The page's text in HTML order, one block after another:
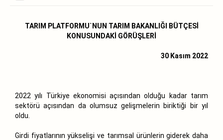
TARIM PLATFORMU`NUN TARIM BAKANLIĞI BÜTÇESİ
KONUSUNDAKİ GÖRÜŞLERİ
30 Kasım 2022
2022 yılı Türkiye ekonomisi açısından olduğu kadar tarım
sektörü açısından da olumsuz gelişmelerin biriktiği bir yıl
oldu.
Girdi fiyatlarının yükselişi ve tarımsal ürünlerin giderek daha